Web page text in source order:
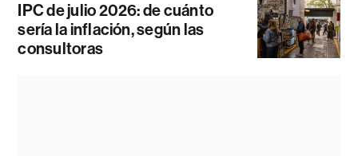
IPC de julio 2026: de cuánto
sería la inflación, según las
consultoras